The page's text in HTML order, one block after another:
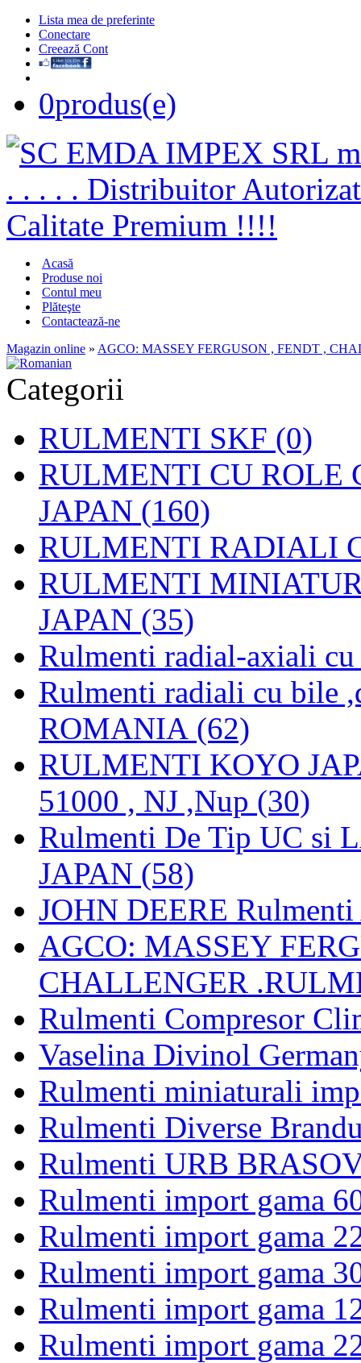
Lista mea de preferinte
Conectare
Creează Cont
0produs(e)
Acasă
Produse noi
Contul meu
Plăteşte
Contactează-ne
Magazin online » AGCO: MASSEY FERGUSON , FENDT ,
Categorii
RULMENTI SKF (0)
RULMENTI CU ROLE
JAPAN (160)
RULMENTI RADIALI
RULMENTI
JAPAN (35)
Rulmenti radial-axiali
Rulmenti radiali cu bile
ROMANIA (62)
RULMENTI KOYO
51000 , NJ ,Nup (30)
Rulmenti De Tip UC si
JAPAN (58)
JOHN DEERE
AGCO: MASSEY
CHALLENGER
Rulmenti Compresor
Vaselina Divinol
Rulmenti miniaturali
Rulmenti Diverse
Rulmenti URB
Rulmenti import gama
Rulmenti import gama
Rulmenti import gama
Rulmenti import gama
Rulmenti import gama